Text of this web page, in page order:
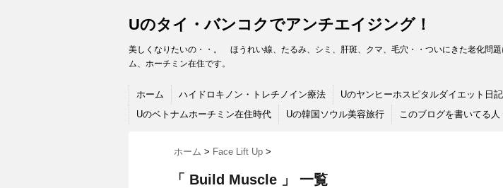
Uのタイ・バンコクでアンチエイジング！
美しくなりたいの・・。 ほうれい線、たるみ、シミ、肝斑、クマ、毛穴・・ついにきた老化問
ム、ホーチミン在住です。
ホーム ハイドロキノン・トレチノイン療法 Uのヤンヒーホスピタルダイエット日記
Uのベトナムホーチミン在住時代
Uの韓国ソウル美容旅行 このブログを書いてる人
ホーム > Face Lift Up >
「 Build Muscle 」 一覧